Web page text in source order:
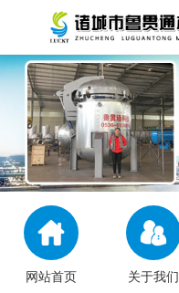
网站首页 关于我们